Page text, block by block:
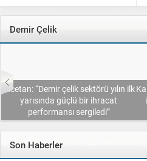
Demir Çelik
Kardemir Çelik, 189,9 milyon dolarlık
ihracatıyla Türkiye’nin en büyük
159’uncu ihracatçısı oldu
Son Haberler